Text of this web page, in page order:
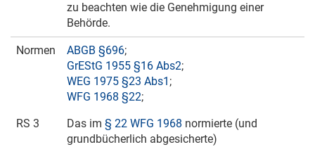
zu beachten wie die Genehmigung einer
Behörde.
Normen ABGB §696;
GrEStG 1955 §16 Abs2;
WEG 1975 §23 Abs1 ;
WFG 1968 §22;
RS 3
Das im § 22 WFG 1968 normierte (und
grundbücherlich abgesicherte)